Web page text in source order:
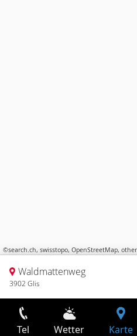
©search.ch, swisstopo, OpenStreetMap,
Waldmattenweg
3902 Glis
Tel Wetter Karte